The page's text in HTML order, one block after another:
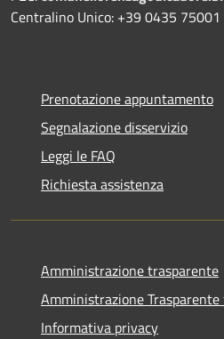
Centralino Unico: +39 0435 75001
Prenotazione appuntamento
Segnalazione disservizio
Leggi le FAQ
Richiesta assistenza
Amministrazione trasparente
Amministrazione
Informativa privacy